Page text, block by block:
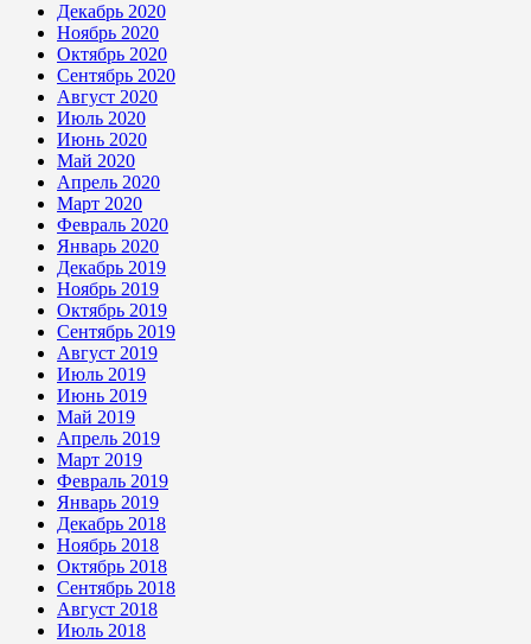
Декабрь 2020
Ноябрь 2020
Октябрь 2020
Сентябрь 2020
Август 2020
Июль 2020
Июнь 2020
Май 2020
Апрель 2020
Март 2020
Февраль 2020
Январь 2020
Декабрь 2019
Ноябрь 2019
Октябрь 2019
Сентябрь 2019
Август 2019
Июль 2019
Июнь 2019
Май 2019
Апрель 2019
Март 2019
Февраль 2019
Январь 2019
Декабрь 2018
Ноябрь 2018
Октябрь 2018
Сентябрь 2018
Август 2018
Июль 2018